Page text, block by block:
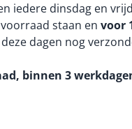
iedere dinsdag en
staan en voor
dagen nog
binnen 3